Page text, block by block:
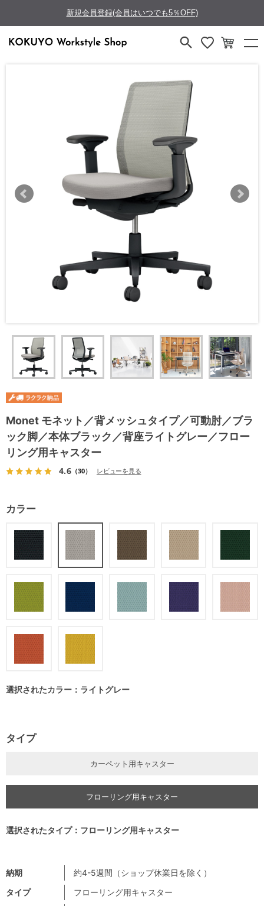
新規会員登録(会員はいつでも5％OFF)
Monet モネット／背メッシュタイプ／可動肘／ブラ
ック脚／本体ブラック／背座ライトグレー／フロー
リング用キャスター
4.6（30） レビューを見る
納期
約4-5週間（ショップ休業日を除く）
タイプ
フローリング用キャスター
カラー
選択されたカラー：ライトグレー
タイプ
カーペット用キャスター
フローリング用キャスター
選択されたタイプ：フローリング用キャスター